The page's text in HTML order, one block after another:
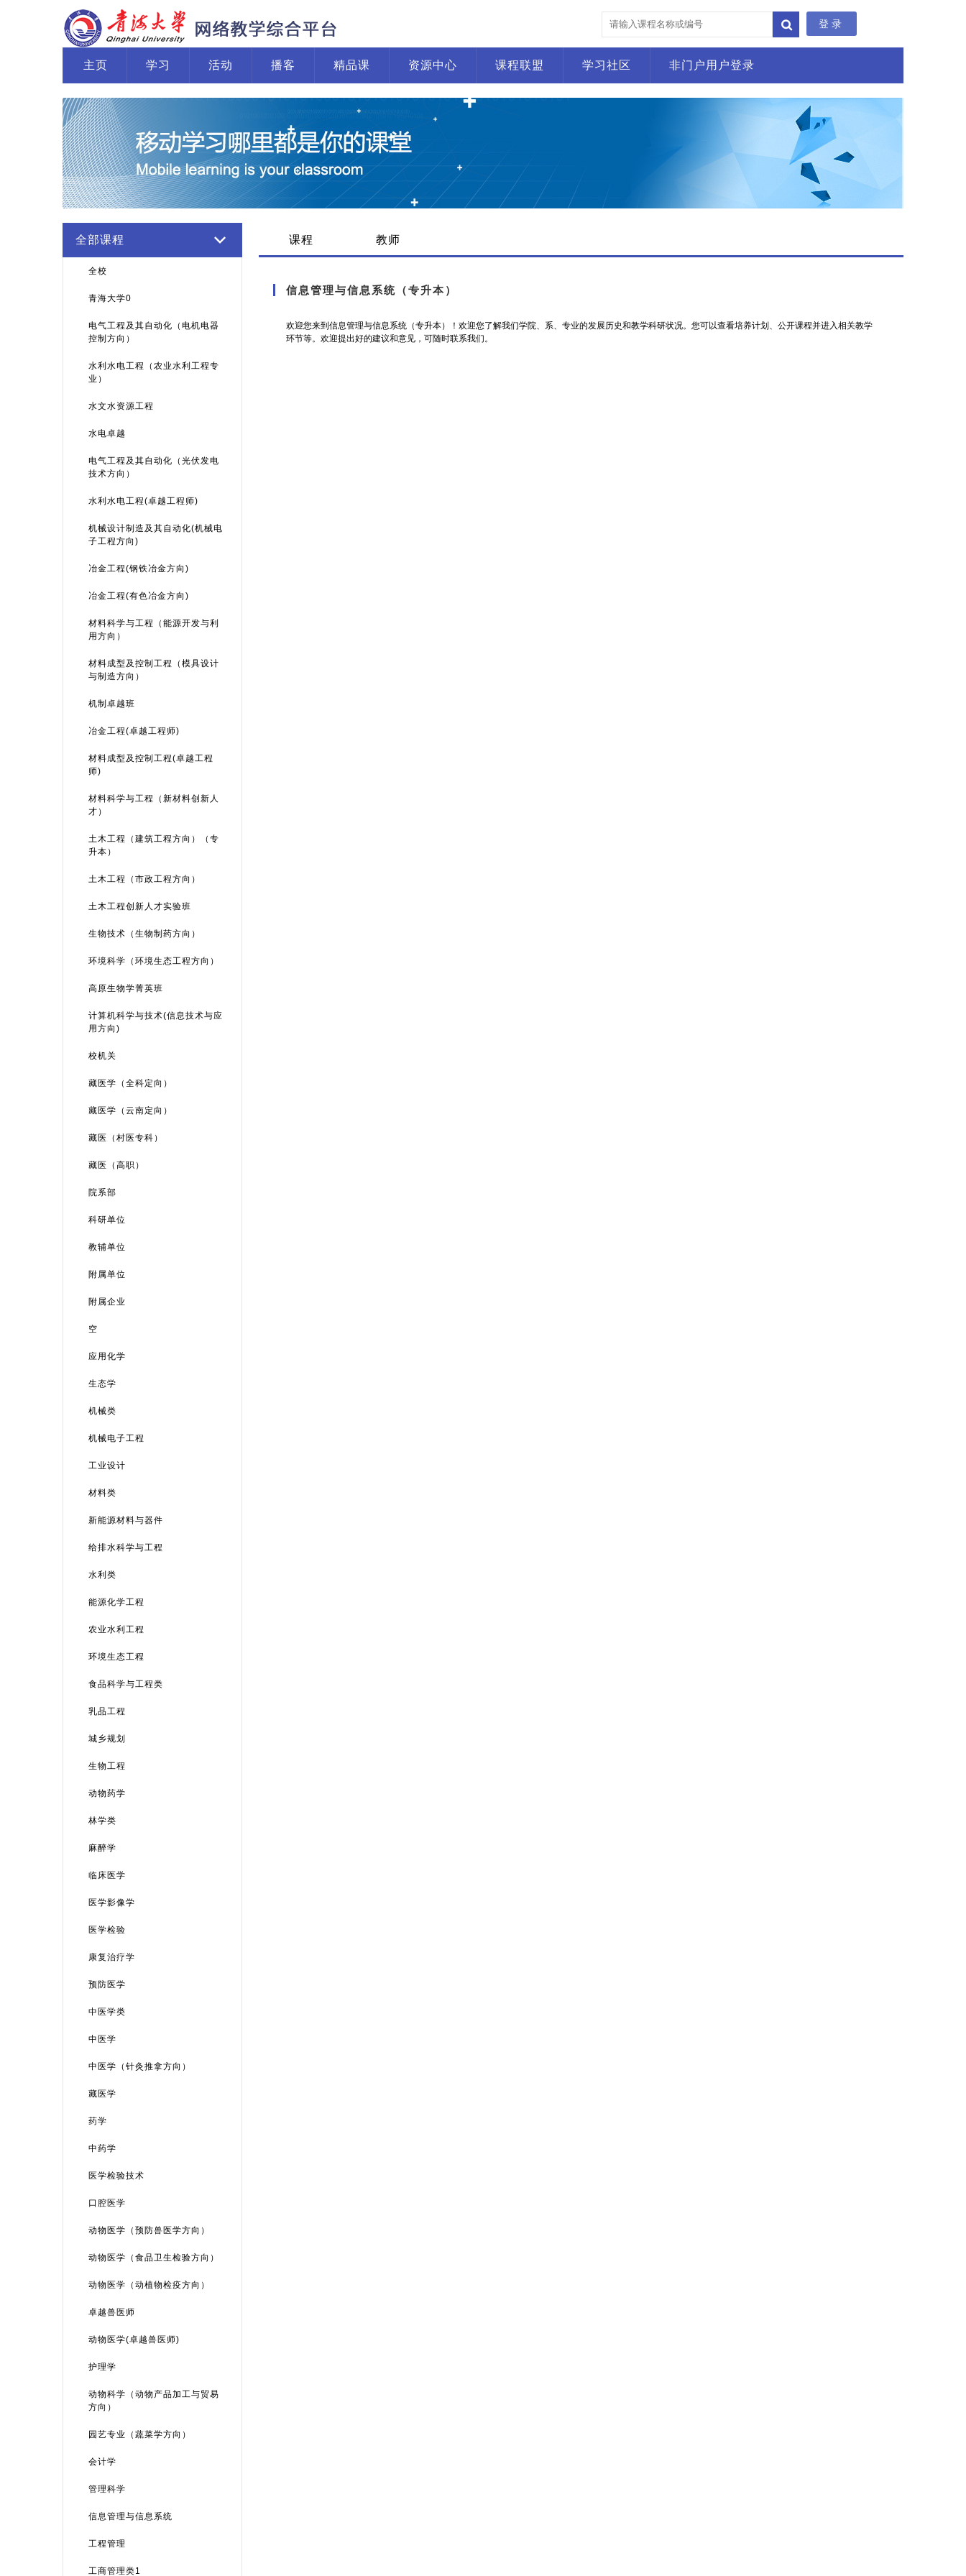
登录
主页 学习 活动 播客 精品课 资源中心 课程联盟 学习社区 非门户用户登录
全部课程
全校
青海大学0
电气工程及其自动化（电机电器
控制方向）
水利水电工程（农业水利工程专
业）
水文水资源工程
水电卓越
电气工程及其自动化（光伏发电
技术方向）
水利水电工程(卓越工程师)
机械设计制造及其自动化(机械电
子工程方向)
冶金工程(钢铁冶金方向)
冶金工程(有色冶金方向)
材料科学与工程（能源开发与利
用方向）
材料成型及控制工程（模具设计
与制造方向）
机制卓越班
冶金工程(卓越工程师)
材料成型及控制工程(卓越工程
师)
材料科学与工程（新材料创新人
才）
土木工程（建筑工程方向）（专
升本）
土木工程（市政工程方向）
土木工程创新人才实验班
生物技术（生物制药方向）
环境科学（环境生态工程方向）
高原生物学菁英班
计算机科学与技术(信息技术与应
用方向)
校机关
藏医学（全科定向）
藏医学（云南定向）
藏医（村医专科）
藏医（高职）
院系部
科研单位
教辅单位
附属单位
附属企业
空
应用化学
生态学
机械类
机械电子工程
工业设计
材料类
新能源材料与器件
给排水科学与工程
水利类
能源化学工程
农业水利工程
环境生态工程
食品科学与工程类
乳品工程
城乡规划
生物工程
动物药学
林学类
麻醉学
临床医学
医学影像学
医学检验
康复治疗学
预防医学
中医学类
中医学
中医学（针灸推拿方向）
藏医学
药学
中药学
医学检验技术
口腔医学
动物医学（预防兽医学方向）
动物医学（食品卫生检验方向）
动物医学（动植物检疫方向）
卓越兽医师
动物医学(卓越兽医师)
护理学
动物科学（动物产品加工与贸易
方向）
园艺专业（蔬菜学方向）
会计学
管理科学
信息管理与信息系统
工程管理
工商管理类1
课程 教师
信息管理与信息系统（专升本）
欢迎您来到信息管理与信息系统（专升本）！欢迎您了解我们学院、系、专业的发展历史和教学科研状况。您可以查看培养计划、公开课程并进入相关教学
环节等。欢迎提出好的建议和意见，可随时联系我们。